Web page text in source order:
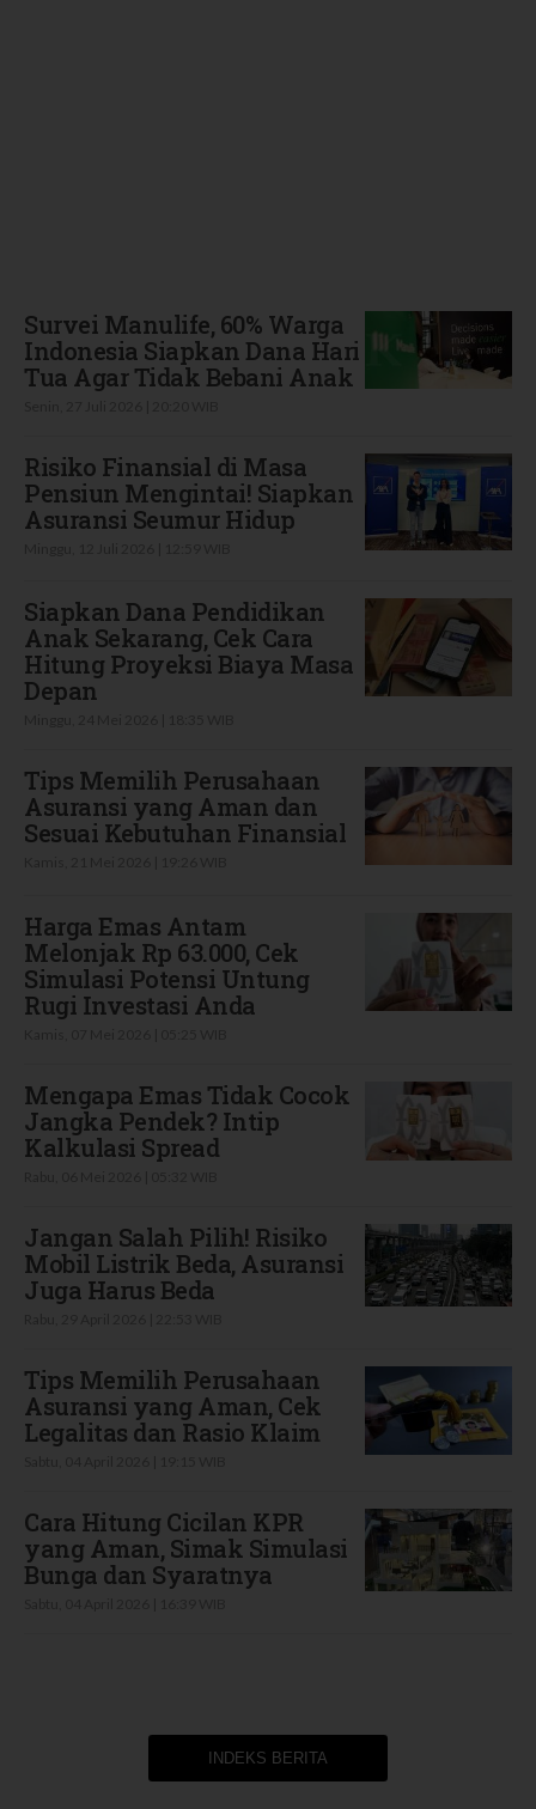
Survei Manulife, 60% Warga
Indonesia Siapkan Dana Hari
Tua Agar Tidak Bebani Anak
Risiko Finansial di Masa
Pensiun Mengintai! Siapkan
Asuransi Seumur Hidup
Siapkan Dana Pendidikan
Anak Sekarang, Cek Cara
Hitung Proyeksi Biaya Masa
Depan
Tips Memilih Perusahaan
Asuransi yang Aman dan
Sesuai Kebutuhan Finansial
Harga Emas Antam
Melonjak Rp 63.000, Cek
Simulasi Potensi Untung
Rugi Investasi Anda
Mengapa Emas Tidak Cocok
Jangka Pendek? Intip
Kalkulasi Spread
Jangan Salah Pilih! Risiko
Mobil Listrik Beda, Asuransi
Juga Harus Beda
Tips Memilih Perusahaan
Asuransi yang Aman, Cek
Legalitas dan Rasio Klaim
Cara Hitung Cicilan KPR
yang Aman, Simak Simulasi
Bunga dan Syaratnya
INDEKS BERITA